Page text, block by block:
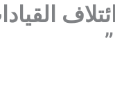
احتفالية عيد